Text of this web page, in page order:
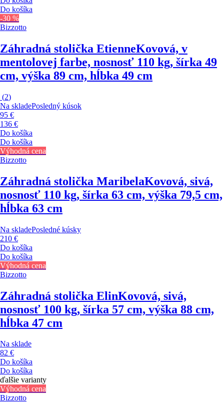
Do košíka
-30 %
Bizzotto
Záhradná stolička EtienneKovová, v
mentolovej farbe, nosnosť 110 kg, šírka 49
cm, výška 89 cm, hĺbka 49 cm
(2)
Na skladePosledný kúsok
95 €
136 €
Do košíka
Do košíka
Výhodná cena
Bizzotto
Záhradná stolička MaribelaKovová, sivá,
nosnosť 110 kg, šírka 63 cm, výška 79,5 cm,
hĺbka 63 cm
Na skladePosledné kúsky
210 €
Do košíka
Do košíka
Výhodná cena
Bizzotto
Záhradná stolička ElinKovová, sivá,
nosnosť 100 kg, šírka 57 cm, výška 88 cm,
hĺbka 47 cm
Na sklade
82 €
Do košíka
Do košíka
ďalšie varianty
Výhodná cena
Bizzotto